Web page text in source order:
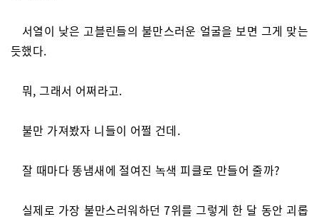
서열이 낮은 고블린들의 불만스러운 얼굴을 보면 그게 맞는
듯했다.
뭐, 그래서 어쩌라고.
불만 가져봤자 니들이 어쩔 건데.
잘 때마다 똥냄새에 절여진 녹색 피클로 만들어 줄까?
실제로 가장 불만스러워하던 7위를 그렇게 한 달 동안 괴롭